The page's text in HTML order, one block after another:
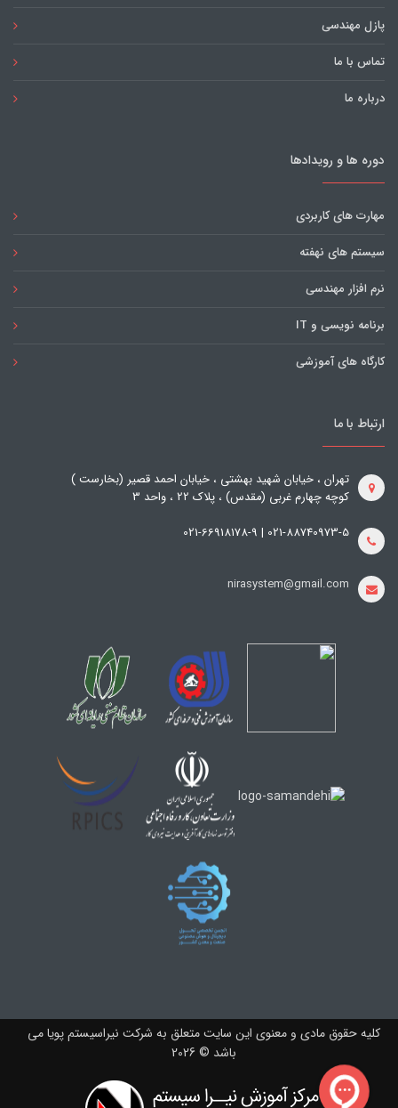
پازل مهندسی
تماس با ما
درباره ما
دوره ها و رویدادها
مهارت های کاربردی
سیستم های نهفته
نرم افزار مهندسی
برنامه نویسی و IT
کارگاه های آموزشی
ارتباط با ما
تهران ، خیابان شهید بهشتی ، خیابان احمد قصیر (بخارست )
کوچه چهارم غربی (مقدس) ، پلاک 22 ، واحد 3
021-88740973-5 | 021-66918178-9
nirasystem@gmail.com
کلیه حقوق مادی و معنوی این سایت متعلق به شرکت نیراسیستم پویا می
باشد © 2026